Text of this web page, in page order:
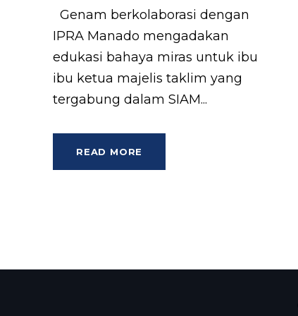
Genam berkolaborasi dengan
IPRA Manado mengadakan
edukasi bahaya miras untuk ibu
ibu ketua majelis taklim yang
tergabung dalam SIAM...
READ MORE